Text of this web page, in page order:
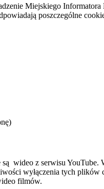
Miejskiego
poszczególne
wideo z serwisu
wyłączenia tych plików
filmów.